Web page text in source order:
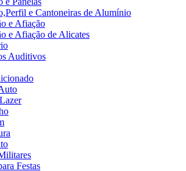
e Cantoneiras de Alumínio
e Afiação
e Afiação de Alicates
Auditivos
Festas